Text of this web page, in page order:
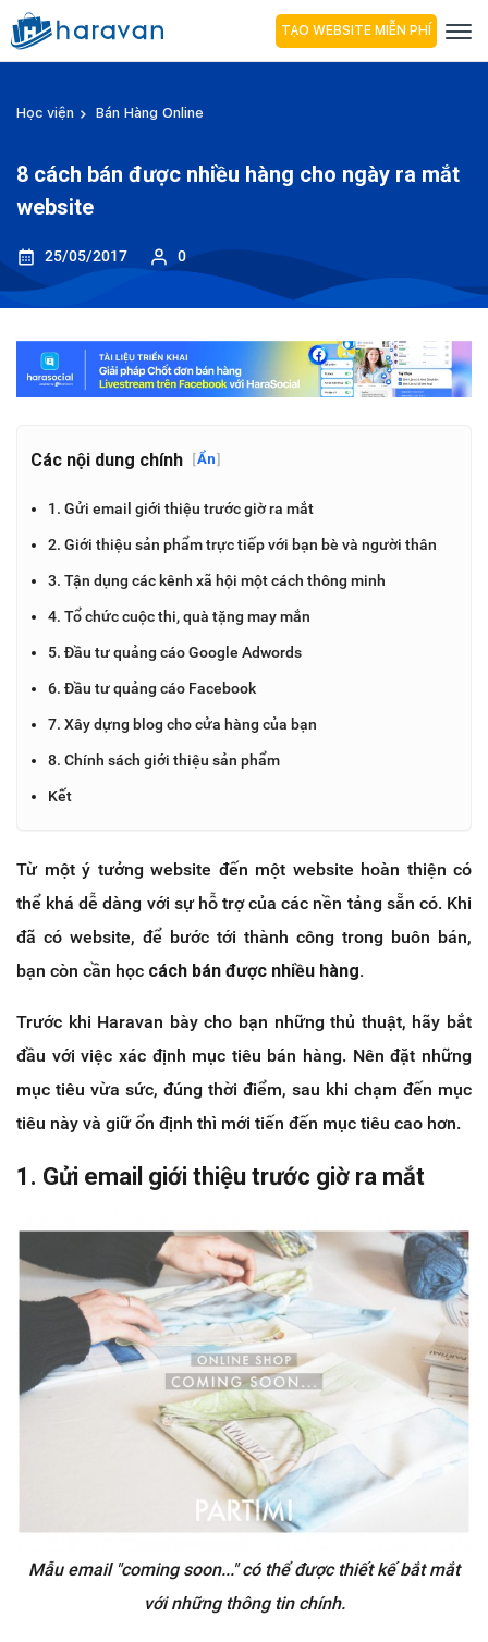
TẠO WEBSITE MIỄN PHÍ
Học viện Bán Hàng Online
8 cách bán được nhiều hàng cho ngày ra mắt
website
25/05/2017 0
Các nội dung chính [Ẩn]
1. Gửi email giới thiệu trước giờ ra mắt
2. Giới thiệu sản phẩm trực tiếp với bạn bè và người thân
3. Tận dụng các kênh xã hội một cách thông minh
4. Tổ chức cuộc thi, quà tặng may mắn
5. Đầu tư quảng cáo Google Adwords
6. Đầu tư quảng cáo Facebook
7. Xây dựng blog cho cửa hàng của bạn
8. Chính sách giới thiệu sản phẩm
Kết
Từ một ý tưởng website đến một website hoàn thiện có
thể khá dễ dàng với sự hỗ trợ của các nền tảng sẵn có. Khi
đã có website, để bước tới thành công trong buôn bán,
bạn còn cần học cách bán được nhiều hàng.
Trước khi Haravan bày cho bạn những thủ thuật, hãy bắt
đầu với việc xác định mục tiêu bán hàng. Nên đặt những
mục tiêu vừa sức, đúng thời điểm, sau khi chạm đến mục
tiêu này và giữ ổn định thì mới tiến đến mục tiêu cao hơn.
1. Gửi email giới thiệu trước giờ ra mắt
Mẫu email "coming soon..." có thể được thiết kế bắt mắt
với những thông tin chính.